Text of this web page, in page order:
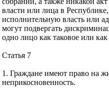
власти или лица в
исполнительную власть или
могут подвергать
одно лицо как таковое или
Статья 7
1. Граждане имеют право на
неприкосновенность.